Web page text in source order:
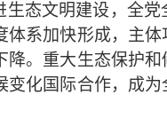
态文明建设，全
系加快形成，主
。重大生态保护
变化国际合作，成为